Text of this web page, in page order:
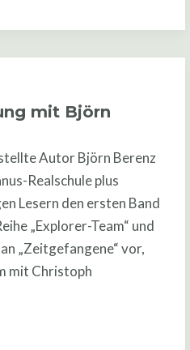
mit Björn
Autor Björn Berenz
Realschule plus
Lesern den ersten Band
„Explorer-Team“ und
„Zeitgefangene“ vor,
mit Christoph